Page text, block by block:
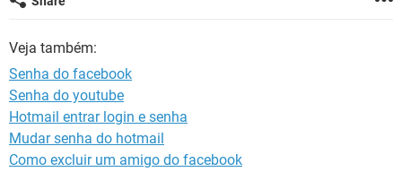
GUIA DE COMPRAS
Veja também:
Senha do facebook
Senha do youtube
Hotmail entrar login e senha
Mudar senha do hotmail
Como excluir um amigo do facebook